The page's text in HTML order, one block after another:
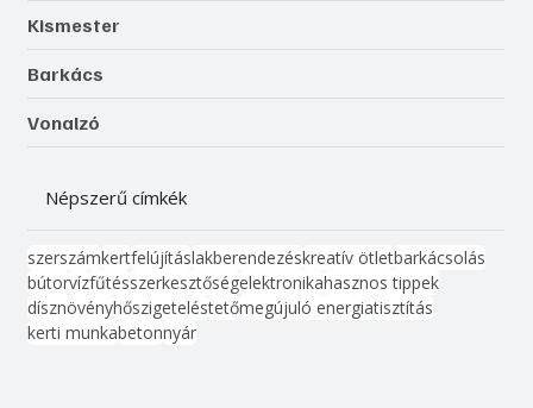
Kismester
Barkács
Vonalzó
Népszerű címkék
szerszámkertfelújításlakberendezéskreatív ötletbarkácsolás
bútorvízfűtésszerkesztőségelektronikahasznos tippek
dísznövényhőszigeteléstetőmegújuló energiatisztítás
kerti munkabetonnyár